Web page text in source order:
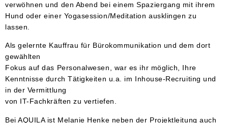
verwöhnen und den Abend bei einem Spaziergang mit ihrem
Hund oder einer Yogasession/Meditation ausklingen zu
lassen.
Als gelernte Kauffrau für Bürokommunikation und dem dort
gewählten
Fokus auf das Personalwesen, war es ihr möglich, Ihre
Kenntnisse durch Tätigkeiten u.a. im Inhouse-Recruiting und
in der Vermittlung
von IT-Fachkräften zu vertiefen.
Bei AQUILA ist Melanie Henke neben der Projektleitung auch